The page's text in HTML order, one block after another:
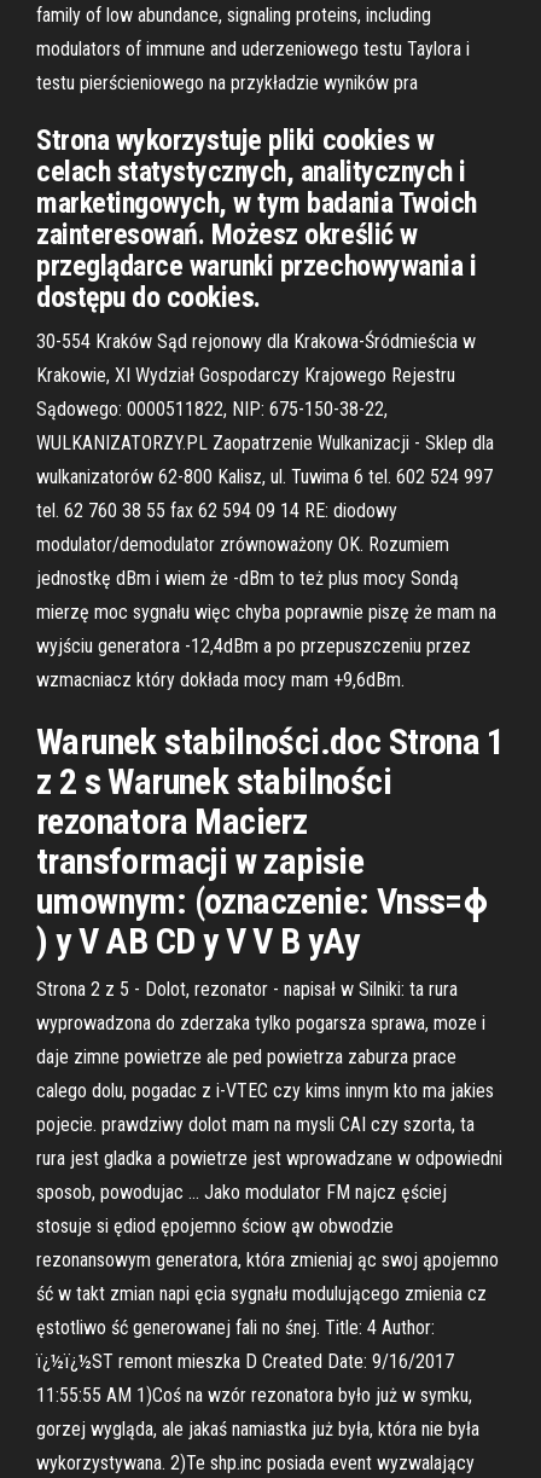
family of low abundance, signaling proteins, including
modulators of immune and uderzeniowego testu Taylora i
testu pierścieniowego na przykładzie wyników pra
Strona wykorzystuje pliki cookies w
celach statystycznych, analitycznych i
marketingowych, w tym badania Twoich
zainteresowań. Możesz określić w
przeglądarce warunki przechowywania i
dostępu do cookies.
30-554 Kraków Sąd rejonowy dla Krakowa-Śródmieścia w
Krakowie, XI Wydział Gospodarczy Krajowego Rejestru
Sądowego: 0000511822, NIP: 675-150-38-22,
WULKANIZATORZY.PL Zaopatrzenie Wulkanizacji - Sklep dla
wulkanizatorów 62-800 Kalisz, ul. Tuwima 6 tel. 602 524 997
tel. 62 760 38 55 fax 62 594 09 14 RE: diodowy
modulator/demodulator zrównoważony OK. Rozumiem
jednostkę dBm i wiem że -dBm to też plus mocy Sondą
mierzę moc sygnału więc chyba poprawnie piszę że mam na
wyjściu generatora -12,4dBm a po przepuszczeniu przez
wzmacniacz który dokłada mocy mam +9,6dBm.
Warunek stabilności.doc Strona 1
z 2 s Warunek stabilności
rezonatora Macierz
transformacji w zapisie
umownym: (oznaczenie: Vnss=ϕ
) y V AB CD y V V B yAy
Strona 2 z 5 - Dolot, rezonator - napisał w Silniki: ta rura
wyprowadzona do zderzaka tylko pogarsza sprawa, moze i
daje zimne powietrze ale ped powietrza zaburza prace
calego dolu, pogadac z i-VTEC czy kims innym kto ma jakies
pojecie. prawdziwy dolot mam na mysli CAI czy szorta, ta
rura jest gladka a powietrze jest wprowadzane w odpowiedni
sposob, powodujac … Jako modulator FM najcz ęściej
stosuje si ędiod ępojemno ściow ąw obwodzie
rezonansowym generatora, która zmieniaj ąc swoj ąpojemno
ść w takt zmian napi ęcia sygnału modulującego zmienia cz
ęstotliwo ść generowanej fali no śnej. Title: 4 Author:
ï¿½ï¿½ST remont mieszka D Created Date: 9/16/2017
11:55:55 AM 1)Coś na wzór rezonatora było już w symku,
gorzej wygląda, ale jakaś namiastka już była, która nie była
wykorzystywana. 2)Te shp.inc posiada event wyzwalający